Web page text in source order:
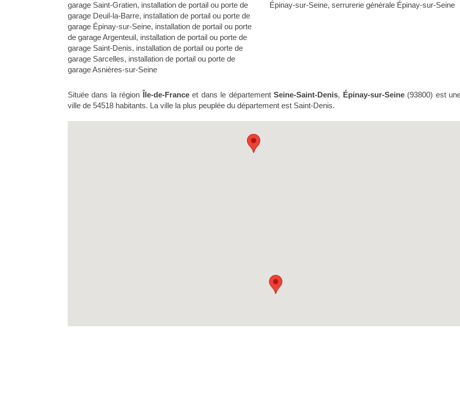
garage Saint-Gratien, installation de portail ou porte de
garage Deuil-la-Barre, installation de portail ou porte de
garage Épinay-sur-Seine, installation de portail ou porte
de garage Argenteuil, installation de portail ou porte de
garage Saint-Denis, installation de portail ou porte de
garage Sarcelles, installation de portail ou porte de
garage Asnières-sur-Seine
Épinay-sur-Seine, serrurerie générale Épinay-sur-Seine
Située dans la région Île-de-Franceet dans le départementSeine-Saint-Denis, Épinay-sur-Seine(93800) est
ville de 54518 habitants. La ville la plus peuplée du département est Saint-Denis.